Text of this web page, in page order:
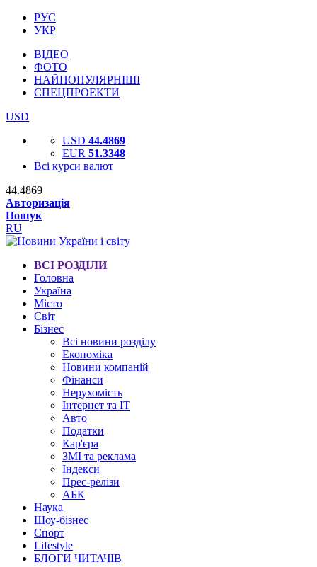
РУС
УКР
ВІДЕО
ФОТО
НАЙПОПУЛЯРНІШІ
СПЕЦПРОЕКТИ
USD
USD 44.4869
EUR 51.3348
Всі курси валют
44.4869
Авторизація
Пошук
RU
ВСІ РОЗДІЛИ
Головна
Україна
Місто
Світ
Бізнес
Всі новини розділу
Економіка
Новини компаній
Фінанси
Нерухомість
Інтернет та IT
Авто
Податки
Кар'єра
ЗМІ та реклама
Індекси
Прес-релізи
АБК
Наука
Шоу-бізнес
Спорт
Lifestyle
БЛОГИ ЧИТАЧІВ